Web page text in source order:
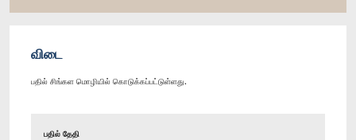
விடை
பதில் சிங்கள மொழியில் கொடுக்கப்பட்டுள்ளது.
பதில் தேதி